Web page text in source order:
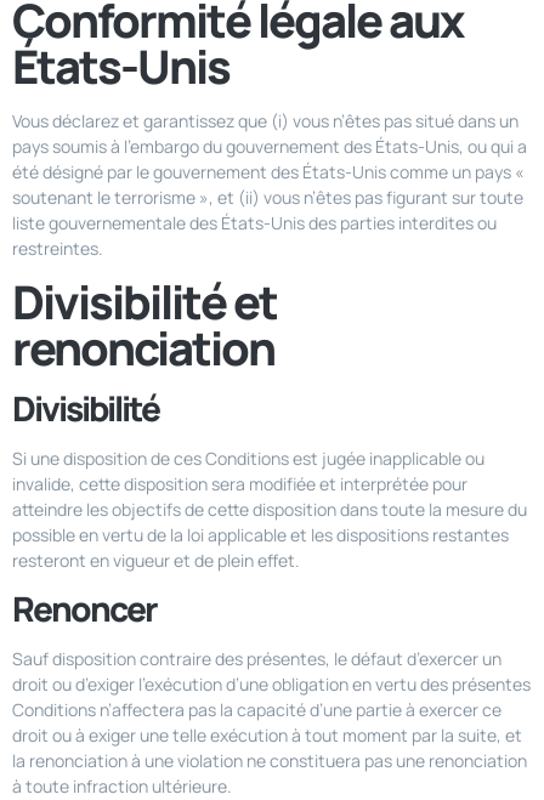
Conformité légale aux
États-Unis
Vous déclarez et garantissez que (i) vous n’êtes pas situé dans un
pays soumis à l’embargo du gouvernement des États-Unis, ou qui a
été désigné par le gouvernement des États-Unis comme un pays «
soutenant le terrorisme », et (ii) vous n’êtes pas figurant sur toute
liste gouvernementale des États-Unis des parties interdites ou
restreintes.
Divisibilité et
renonciation
Divisibilité
Si une disposition de ces Conditions est jugée inapplicable ou
invalide, cette disposition sera modifiée et interprétée pour
atteindre les objectifs de cette disposition dans toute la mesure du
possible en vertu de la loi applicable et les dispositions restantes
resteront en vigueur et de plein effet.
Renoncer
Sauf disposition contraire des présentes, le défaut d’exercer un
droit ou d’exiger l’exécution d’une obligation en vertu des présentes
Conditions n’affectera pas la capacité d’une partie à exercer ce
droit ou à exiger une telle exécution à tout moment par la suite, et
la renonciation à une violation ne constituera pas une renonciation
à toute infraction ultérieure.